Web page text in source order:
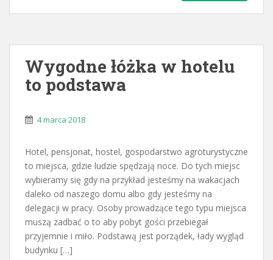
Wygodne łóżka w hotelu
to podstawa
4 marca 2018
Hotel, pensjonat, hostel, gospodarstwo agroturystyczne
to miejsca, gdzie ludzie spędzają noce. Do tych miejsc
wybieramy się gdy na przykład jesteśmy na wakacjach
daleko od naszego domu albo gdy jesteśmy na
delegacji w pracy. Osoby prowadzące tego typu miejsca
muszą zadbać o to aby pobyt gości przebiegał
przyjemnie i miło. Podstawą jest porządek, łady wygląd
budynku […]